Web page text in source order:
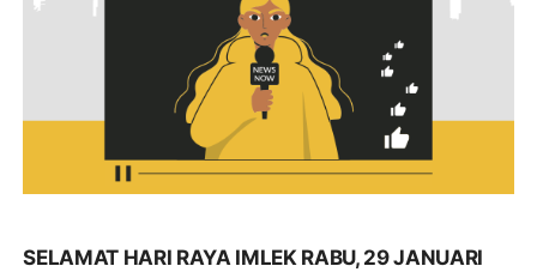
SELAMAT HARI RAYA IMLEK RABU, 29 JANUARI